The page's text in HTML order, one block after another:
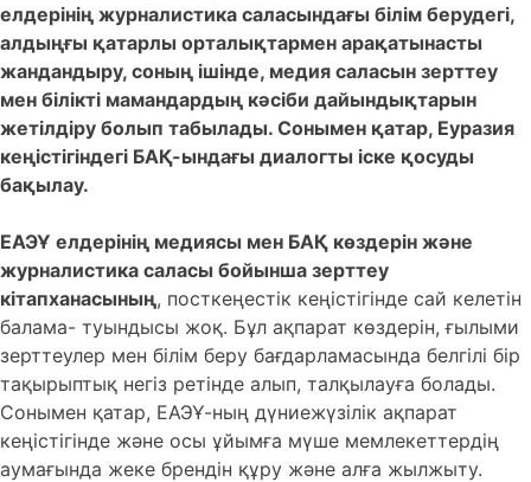
елдерінің журналистика саласындағы білім берудегі,
алдыңғы қатарлы орталықтармен арақатынасты
жандандыру, соның ішінде, медия саласын зерттеу
мен білікті мамандардың кәсіби дайындықтарын
жетілдіру болып табылады. Сонымен қатар, Еуразия
кеңістігіндегі БАҚ-ындағы диалогты іске қосуды
бақылау.
ЕАЭҰ елдерінің медиясы мен БАҚ көздерін және
журналистика саласы бойынша зерттеу
кітапханасының, посткеңестік кеңістігінде сай келетін
балама- туындысы жоқ. Бұл ақпарат көздерін, ғылыми
зерттеулер мен білім беру бағдарламасында белгілі бір
тақырыптық негіз ретінде алып, талқылауға болады.
Сонымен қатар, ЕАЭҰ-ның дүниежүзілік ақпарат
кеңістігінде және осы ұйымға мүше мемлекеттердің
аумағында жеке брендін құру және алға жылжыту.